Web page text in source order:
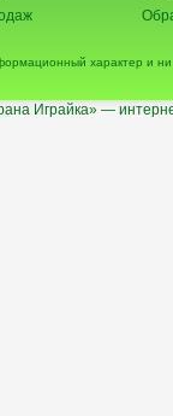
характер и
Играйка» —